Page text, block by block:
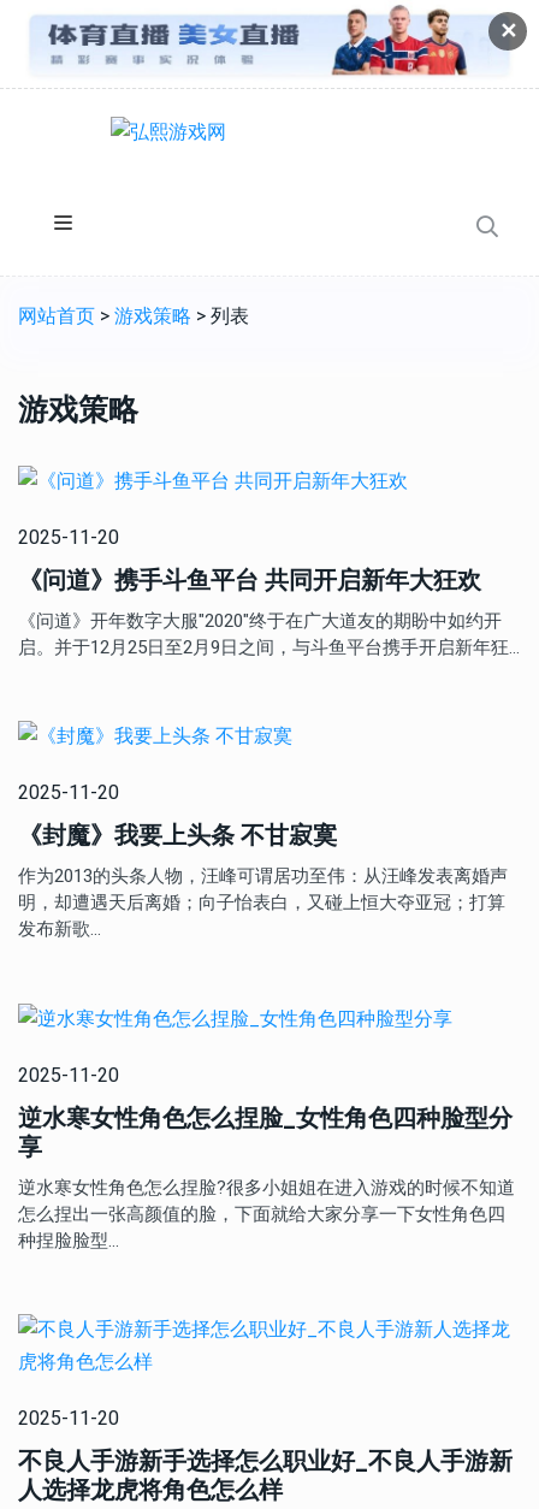
✕
网站首页 >游戏策略 > 列表
游戏策略
2025-11-20
《问道》携手斗鱼平台 共同开启新年大狂欢
《问道》开年数字大服"2020"终于在广大道友的期盼中如约开
启。并于12月25日至2月9日之间，与斗鱼平台携手开启新年狂…
2025-11-20
《封魔》我要上头条 不甘寂寞
作为2013的头条人物，汪峰可谓居功至伟：从汪峰发表离婚声
明，却遭遇天后离婚；向子怡表白，又碰上恒大夺亚冠；打算
发布新歌…
2025-11-20
逆水寒女性角色怎么捏脸_女性角色四种脸型分
享
逆水寒女性角色怎么捏脸?很多小姐姐在进入游戏的时候不知道
怎么捏出一张高颜值的脸，下面就给大家分享一下女性角色四
种捏脸脸型…
2025-11-20
不良人手游新手选择怎么职业好_不良人手游新
人选择龙虎将角色怎么样